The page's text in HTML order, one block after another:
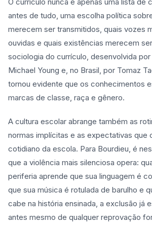
antes de tudo, uma escolha política
merecem ser transmitidos, quais vozes
ouvidas e quais existências merecem
sociologia do currículo, desenvolvida
Michael Young e, no Brasil, por Tomaz
tornou evidente que os conhecimentos
marcas de classe, raça e gênero.
A cultura escolar abrange também as
normas implícitas e as expectativas que
cotidiano da escola. Para Bourdieu, é
que a violência mais silenciosa opera:
periferia aprende que sua linguagem é
que sua música é rotulada de barulho e
cabe na história ensinada, a exclusão já
antes mesmo de qualquer reprovação